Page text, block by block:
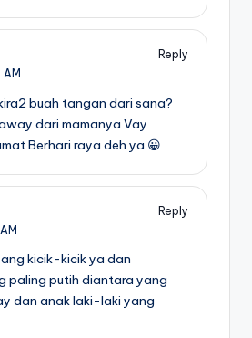
Reply
AM
buah tangan dari sana?
dari mamanya Vay
Berhari raya deh ya 😀
Reply
kicik-kicik ya dan
paling putih diantara yang
dan anak laki-laki yang